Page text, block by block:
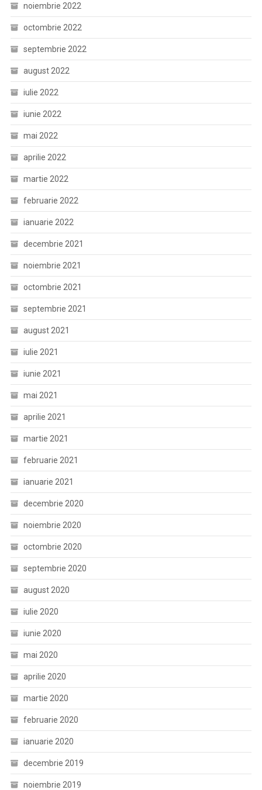
noiembrie 2022
octombrie 2022
septembrie 2022
august 2022
iulie 2022
iunie 2022
mai 2022
aprilie 2022
martie 2022
februarie 2022
ianuarie 2022
decembrie 2021
noiembrie 2021
octombrie 2021
septembrie 2021
august 2021
iulie 2021
iunie 2021
mai 2021
aprilie 2021
martie 2021
februarie 2021
ianuarie 2021
decembrie 2020
noiembrie 2020
octombrie 2020
septembrie 2020
august 2020
iulie 2020
iunie 2020
mai 2020
aprilie 2020
martie 2020
februarie 2020
ianuarie 2020
decembrie 2019
noiembrie 2019